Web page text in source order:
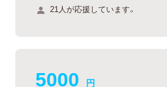
21人が応援しています。
5000 円